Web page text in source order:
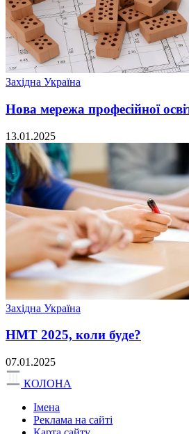
Західна Україна
Нова мережа професійної
13.01.2025
Західна Україна
НМТ 2025, коли буде?
07.01.2025
КОЛОНА
Імена
Реклама на сайті